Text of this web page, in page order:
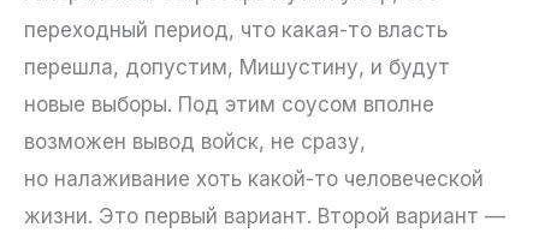
переходный период, что какая-то власть
перешла, допустим, Мишустину, и будут
новые выборы. Под этим соусом вполне
возможен вывод войск, не сразу,
но налаживание хоть какой-то человеческой
жизни. Это первый вариант. Второй вариант —